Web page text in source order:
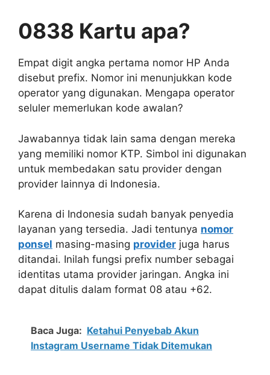
0838 Kartu apa?
Empat digit angka pertama nomor HP Anda
disebut prefix. Nomor ini menunjukkan kode
operator yang digunakan. Mengapa operator
seluler memerlukan kode awalan?
Jawabannya tidak lain sama dengan mereka
yang memiliki nomor KTP. Simbol ini digunakan
untuk membedakan satu provider dengan
provider lainnya di Indonesia.
Karena di Indonesia sudah banyak penyedia
layanan yang tersedia. Jadi tentunya nomor
ponsel masing-masing provider juga harus
ditandai. Inilah fungsi prefix number sebagai
identitas utama provider jaringan. Angka ini
dapat ditulis dalam format 08 atau +62.
Baca Juga: Ketahui Penyebab Akun
Instagram Username Tidak Ditemukan